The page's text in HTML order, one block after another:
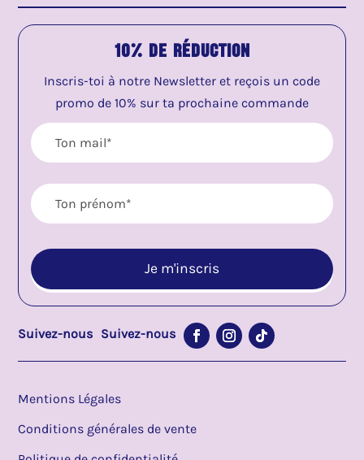
10% de réduction
Inscris-toi à notre Newsletter et reçois un code
promo de 10% sur ta prochaine commande
Suivez-nous Suivez-nous
Mentions Légales
Conditions générales de vente